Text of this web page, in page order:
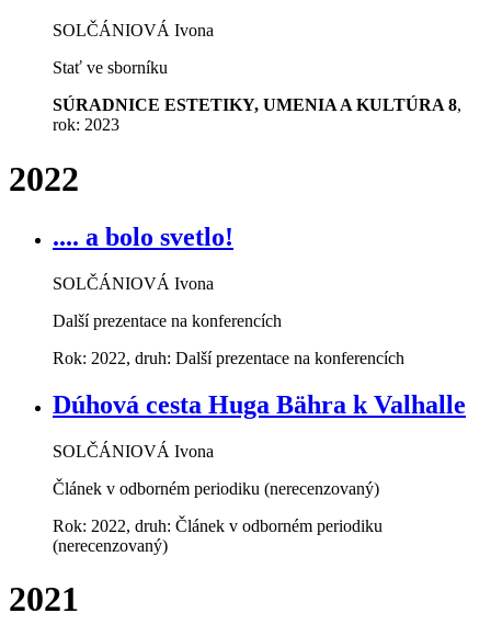
SOLČÁNIOVÁ Ivona
Stať ve sborníku
SÚRADNICE ESTETIKY, UMENIA A KULTÚRA 8,
rok: 2023
2022
.... a bolo svetlo!
SOLČÁNIOVÁ Ivona
Další prezentace na konferencích
Rok: 2022, druh: Další prezentace na konferencích
Dúhová cesta Huga Bähra k Valhalle
SOLČÁNIOVÁ Ivona
Článek v odborném periodiku (nerecenzovaný)
Rok: 2022, druh: Článek v odborném periodiku
(nerecenzovaný)
2021